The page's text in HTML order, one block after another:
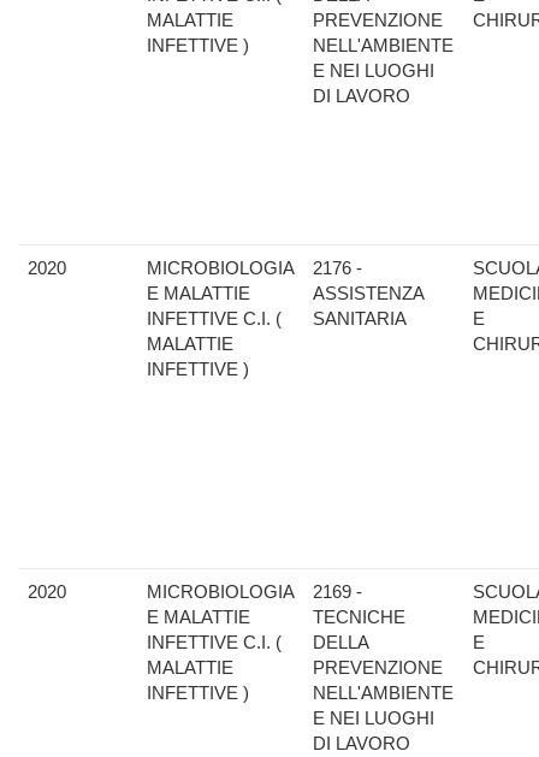
MALATTIE
INFETTIVE )
PREVENZIONE
NELL'AMBIENTE
E NEI LUOGHI
DI LAVORO
2020
MICROBIOLOGIA
E MALATTIE
INFETTIVE C.I. (
MALATTIE
INFETTIVE )
2176 -
ASSISTENZA
SANITARIA
E
2020
MICROBIOLOGIA
E MALATTIE
INFETTIVE C.I. (
MALATTIE
INFETTIVE )
2169 -
TECNICHE
DELLA
PREVENZIONE
NELL'AMBIENTE
E NEI LUOGHI
DI LAVORO
E